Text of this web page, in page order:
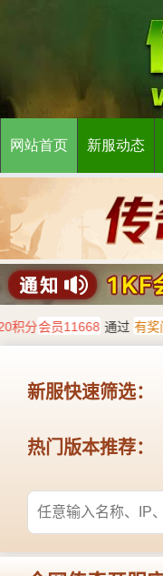
网站首页 新服动态